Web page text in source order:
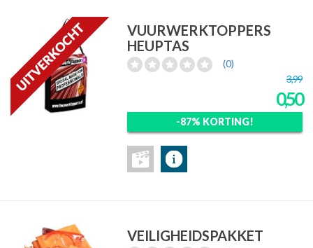
VUURWERKTOPPERS
HEUPTAS
(0)
3,99
0,50
-87% KORTING!
VEILIGHEIDSPAKKET